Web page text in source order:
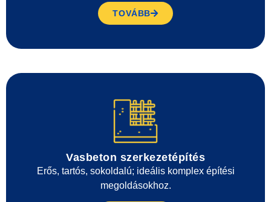
TOVÁBB
Vasbeton szerkezetépítés
Erős, tartós, sokoldalú; ideális komplex építési
megoldásokhoz.